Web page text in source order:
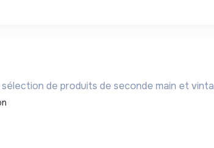
de produits de seconde main et